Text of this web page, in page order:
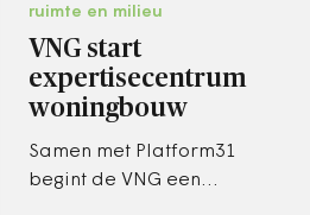
ruimte en milieu
VNG start
expertisecentrum
woningbouw
Samen met Platform31
begint de VNG een